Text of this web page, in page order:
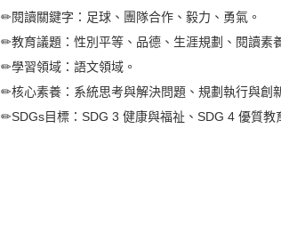
✏閱讀關鍵字：足球、團隊合作、毅力、勇氣。
✏教育議題：性別平等、品德、生涯規劃、閱讀素
✏學習領域：語文領域。
✏核心素養：系統思考與解決問題、規劃執行與創
✏SDGs目標：SDG 3 健康與福祉、SDG 4 優質教